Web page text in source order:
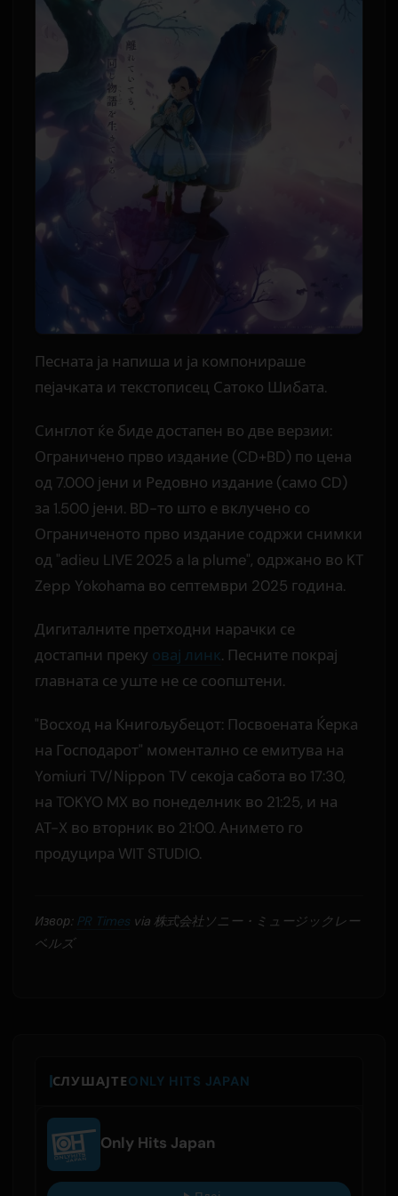
Песната ја напиша и ја компонираше
пејачката и текстописец Сатоко Шибата.
Синглот ќе биде достапен во две верзии:
Ограничено прво издание (CD+BD) по цена
од 7.000 јени и Редовно издание (само CD)
за 1.500 јени. BD-то што е вклучено со
Ограниченото прво издание содржи снимки
од "adieu LIVE 2025 a la plume", одржано во KT
Zepp Yokohama во септември 2025 година.
Дигиталните претходни нарачки се
достапни преку овај линк. Песните покрај
главната се уште не се соопштени.
"Восход на Книгољубецот: Посвоената Ќерка
на Господарот" моментално се емитува на
Yomiuri TV/Nippon TV секоја сабота во 17:30,
на TOKYO MX во понеделник во 21:25, и на
AT-X во вторник во 21:00. Анимето го
продуцира WIT STUDIO.
Извор: PR Timesvia 株式会社ソニー・ミュージックレー
ベルズ
СЛУШАЈТЕONLY HITS JAPAN
Only Hits Japan